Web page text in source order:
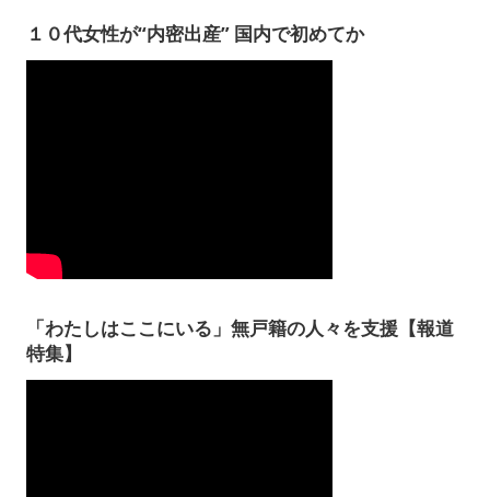
１０代女性が“内密出産” 国内で初めてか
「わたしはここにいる」無戸籍の人々を支援【報道
特集】